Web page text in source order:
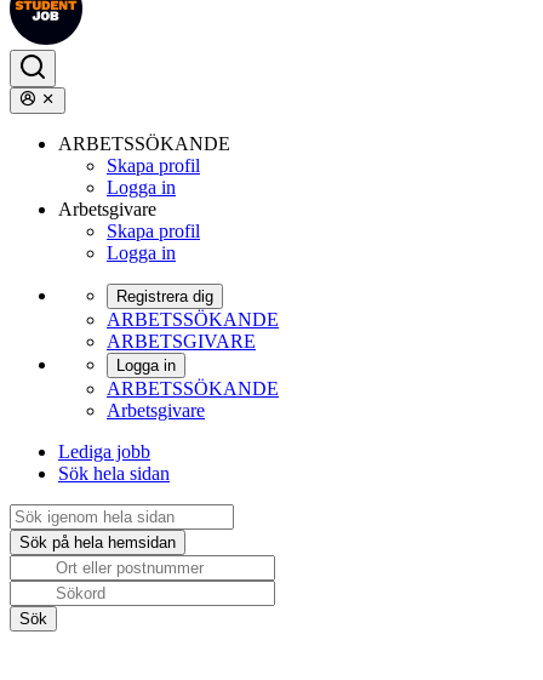
ARBETSSÖKANDE
Skapa profil
Logga in
Arbetsgivare
Skapa profil
Logga in
Registrera dig
ARBETSSÖKANDE
ARBETSGIVARE
Logga in
ARBETSSÖKANDE
Arbetsgivare
Lediga jobb
Sök hela sidan